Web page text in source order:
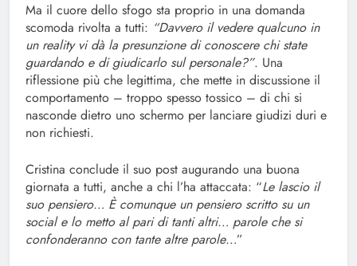
Ma il cuore dello sfogo sta proprio in una domanda
scomoda rivolta a tutti: “Davvero il vedere qualcuno in
un reality vi dà la presunzione di conoscere chi state
guardando e di giudicarlo sul personale?”. Una
riflessione più che legittima, che mette in discussione il
comportamento – troppo spesso tossico – di chi si
nasconde dietro uno schermo per lanciare giudizi duri e
non richiesti.
Cristina conclude il suo post augurando una buona
giornata a tutti, anche a chi l’ha attaccata: “Le lascio il
suo pensiero… È comunque un pensiero scritto su un
social e lo metto al pari di tanti altri… parole che si
confonderanno con tante altre parole…”